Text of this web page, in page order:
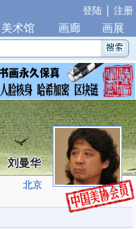
登陆 | 注册
美术馆 画廊 画展
刘曼华
北京